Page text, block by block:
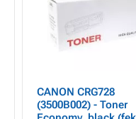
CANON CRG728
(3500B002) - Toner